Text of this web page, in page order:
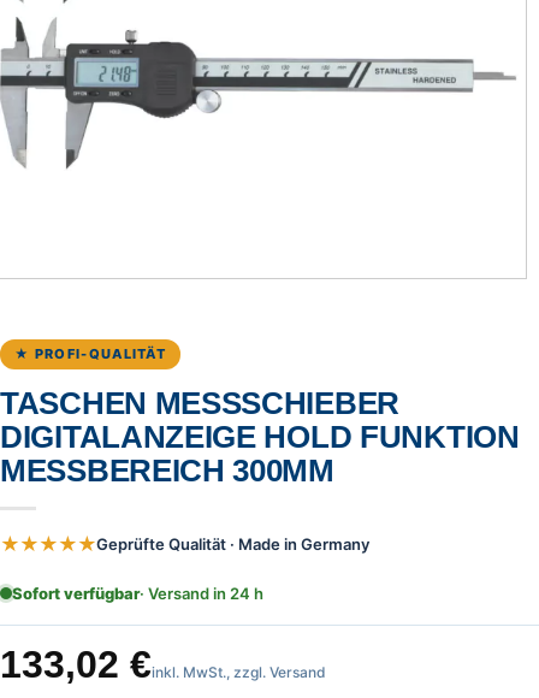
★ PROFI-QUALITÄT
TASCHEN MESSSCHIEBER
DIGITALANZEIGE HOLD FUNKTION
MESSBEREICH 300MM
★★★★★Geprüfte Qualität · Made in Germany
Sofort verfügbar· Versand in 24 h
133,02 €inkl. MwSt., zzgl. Versand